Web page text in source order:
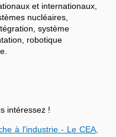
et internationaux,
nucléaires,
système
robotique
intéressez !
à l'industrie - Le CEA,